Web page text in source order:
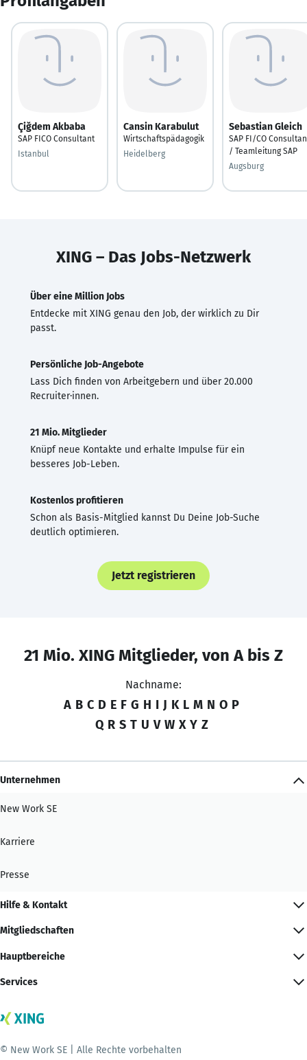
Çiğdem Akbaba
SAP FICO Consultant
Istanbul
Cansin Karabulut
Wirtschaftspädagogik
Heidelberg
Sebastian Gleich
SAP FI/CO
/ Teamleitung SAP
Augsburg
XING – Das Jobs-Netzwerk
Über eine Million Jobs
Entdecke mit XING genau den Job, der wirklich zu Dir
passt.
Persönliche Job-Angebote
Lass Dich finden von Arbeitgebern und über 20.000
Recruiter·innen.
21 Mio. Mitglieder
Knüpf neue Kontakte und erhalte Impulse für ein
besseres Job-Leben.
Kostenlos profitieren
Schon als Basis-Mitglied kannst Du Deine Job-Suche
deutlich optimieren.
Jetzt registrieren
21 Mio. XING Mitglieder, von A bis Z
Nachname:
A B C D E F G H I J K L M N O P
Q R S T U V W X Y Z
Unternehmen
New Work SE
Karriere
Presse
Hilfe & Kontakt
Mitgliedschaften
Hauptbereiche
Services
© New Work SE | Alle Rechte vorbehalten